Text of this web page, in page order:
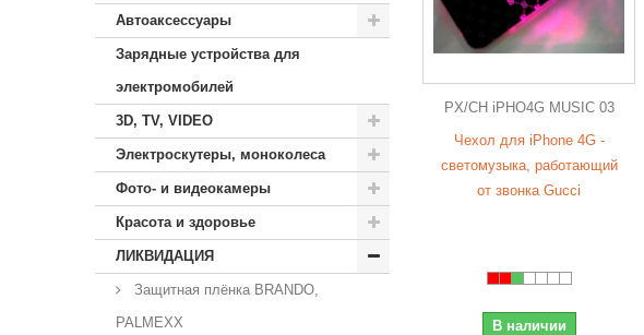
Автоаксессуары
Зарядные устройства для
электромобилей
3D, TV, VIDEO
Электроскутеры, моноколеса
Фото- и видеокамеры
Красота и здоровье
ЛИКВИДАЦИЯ
Защитная плёнка BRANDO,
PALMEXX
PX/CH iPHO4G MUSIC 03
Чехол для iPhone 4G -
светомузыка, работающий
от звонка Gucci
В наличии